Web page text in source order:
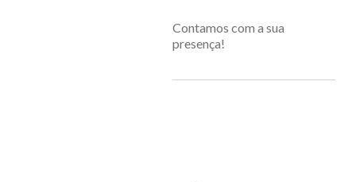
Contamos com a sua
presença!